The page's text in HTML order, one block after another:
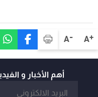
A+
A-
أهم الأخبار و